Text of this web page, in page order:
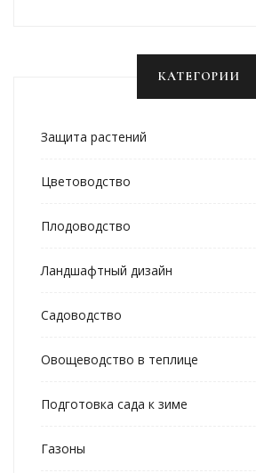
КАТЕГОРИИ
Защита растений
Цветоводство
Плодоводство
Ландшафтный дизайн
Садоводство
Овощеводство в теплице
Подготовка сада к зиме
Газоны